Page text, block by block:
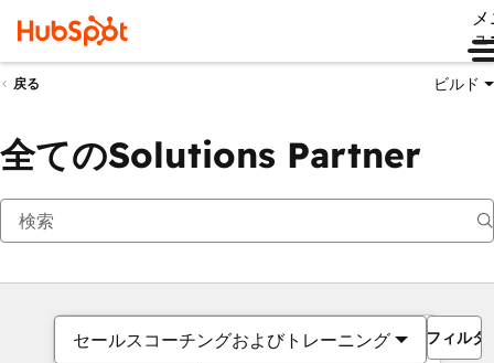
ュ
戻る ビルド
全てのSolutions Partner
セールスコーチングおよびトレーニング フィルタ